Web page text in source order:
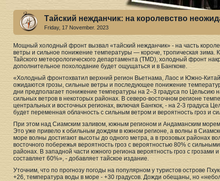
Тайский нежданчик: на королевство
Friday, 17 November. 2023
Мощный холодный фронт вызвал «тайский нежданчик» - на часть
ветры и сильное понижение температуры — короче, тропическая зима.
Тайского метеорологического департамента (TMD), холодный фронт
дополнительное похолодание будет ощущаться и в Бангкоке.
«Холодный фронтохватил верхний регион Вьетнама, Лаос и Южно-
ожидаются грозы, сильные ветры и последующее понижение
дни предполагает понижение температуры на 2–3 градуса по Цельсию
сильных ветров в некоторых районах. В северо-восточном регионе
центральных и восточных регионах, включая Бангкок, - на 2-3 градуса
будет переменная облачность с сильным ветром и вероятность гроз и
При этом над Сиамским заливом, южным регионом и Андаманским
Это уже привело к обильным дождям в южном регионе, а волны в
море волны достигают высоты до одного метра, а в грозовых районах
восточного побережья вероятность гроз с вероятностью 80% с
районах. В западной части южного региона вероятность гроз с
составляет 60%», - добавляет тайское издание.
Уточним, что по прогнозу погоды на популярном у туристов острове
+26, температура воды в море - +30 градусов. Дожди обещаны, но